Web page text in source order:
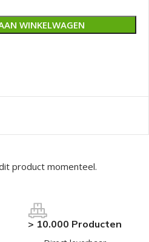
WINKELWAGEN
product momenteel.
> 10.000 Producten